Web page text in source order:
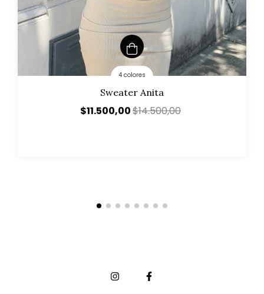
4 colores
Sweater Anita
$11.500,00$14.500,00